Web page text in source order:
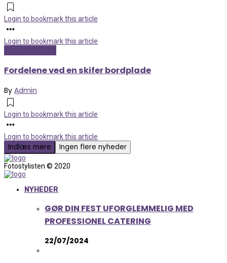
Login to bookmark this article
Login to bookmark this article
Fordelene ved en skifer bordplade
By Admin
Login to bookmark this article
Login to bookmark this article
Indlæs mere Ingen flere nyheder
Fotostylisten © 2020
NYHEDER
GØR DIN FEST UFORGLEMMELIG MED
PROFESSIONEL CATERING
22/07/2024